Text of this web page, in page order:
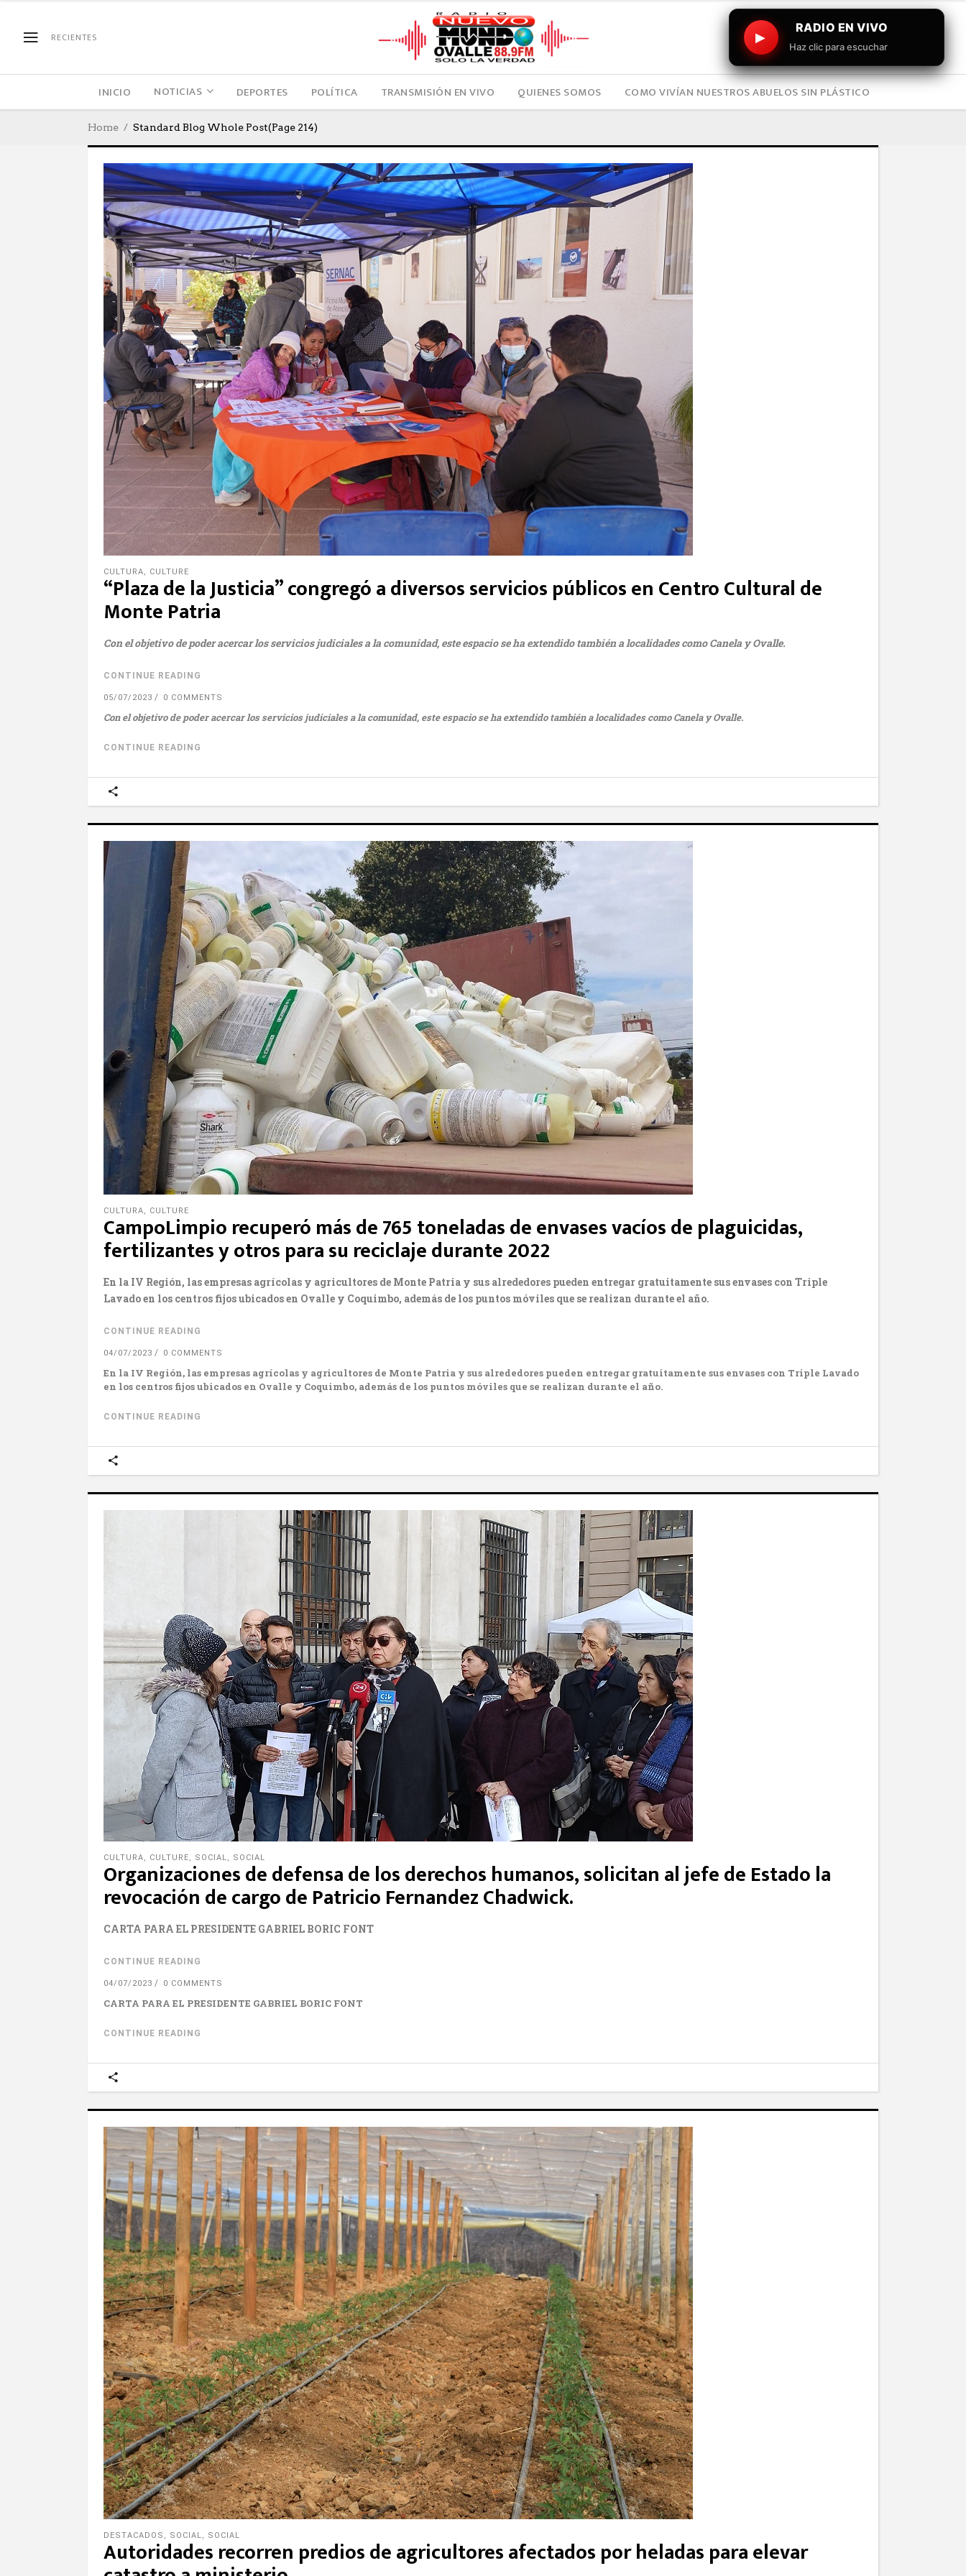
RECIENTES ▶
RADIO EN VIVO
Haz clic para escuchar
INICIO NOTICIAS DEPORTES POLÍTICA TRANSMISIÓN EN VIVO QUIENES SOMOS COMO VIVÍAN NUESTROS ABUELOS SIN PLÁSTICO
Home Standard Blog Whole Post(Page 214)
CULTURA, CULTURE
“Plaza de la Justicia” congregó a diversos servicios públicos en Centro Cultural de
Monte Patria
Con el objetivo de poder acercar los servicios judiciales a la comunidad, este espacio se ha extendido también a localidades como Canela y Ovalle.
CONTINUE READING
05/07/2023 0 COMMENTS
Con el objetivo de poder acercar los servicios judiciales a la comunidad, este espacio se ha extendido también a localidades como Canela y Ovalle.
CONTINUE READING
CULTURA, CULTURE
CampoLimpio recuperó más de 765 toneladas de envases vacíos de plaguicidas,
fertilizantes y otros para su reciclaje durante 2022
En la IV Región, las empresas agrícolas y agricultores de Monte Patria y sus alrededores pueden entregar gratuitamente sus envases con Triple
Lavado en los centros fijos ubicados en Ovalle y Coquimbo, además de los puntos móviles que se realizan durante el año.
CONTINUE READING
04/07/2023 0 COMMENTS
En la IV Región, las empresas agrícolas y agricultores de Monte Patria y sus alrededores pueden entregar gratuitamente sus envases con Triple Lavado
en los centros fijos ubicados en Ovalle y Coquimbo, además de los puntos móviles que se realizan durante el año.
CONTINUE READING
CULTURA, CULTURE, SOCIAL, SOCIAL
Organizaciones de defensa de los derechos humanos, solicitan al jefe de Estado la
revocación de cargo de Patricio Fernandez Chadwick.
CARTA PARA EL PRESIDENTE GABRIEL BORIC FONT
CONTINUE READING
04/07/2023 0 COMMENTS
CARTA PARA EL PRESIDENTE GABRIEL BORIC FONT
CONTINUE READING
DESTACADOS , SOCIAL, SOCIAL
Autoridades recorren predios de agricultores afectados por heladas para elevar